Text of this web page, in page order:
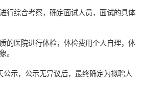
行综合考察，确定面试人员，面试的具体
的医院进行体检，体检费用个人自理，体
。
公示，公示无异议后，最终确定为拟聘人